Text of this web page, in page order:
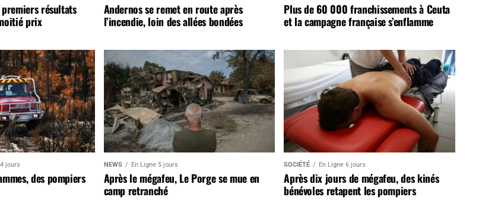
premiers résultats
prix
Andernos se remet en route après
l’incendie, loin des allées bondées
Plus de 60 000 franchissements à Ceuta
et la campagne française s’enflamme
jours
des pompiers
NEWS En Ligne 5 jours
Après le mégafeu, Le Porge se mue en
camp retranché
SOCIÉTÉ En Ligne 6 jours
Après dix jours de mégafeu, des kinés
bénévoles retapent les pompiers